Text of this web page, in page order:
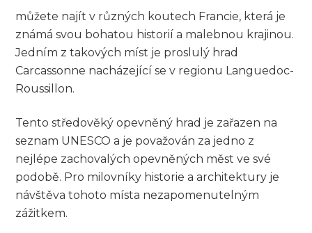
můžete najít v různých koutech Francie, která je
známá svou bohatou historií a malebnou krajinou.
Jedním z takových míst je proslulý hrad
Carcassonne nacházející se v regionu Languedoc-
Roussillon.
Tento středověký opevněný hrad je zařazen na
seznam UNESCO a je považován za jedno z
nejlépe zachovalých opevněných měst ve své
podobě. Pro milovníky historie a architektury je
návštěva tohoto místa nezapomenutelným
zážitkem.